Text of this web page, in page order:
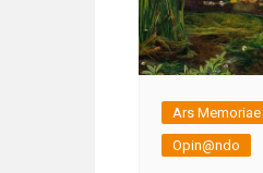
Ars Memoriae
Opin@ndo